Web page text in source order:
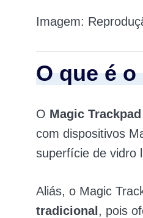
Imagem:
O que é
O Magic Trackpad
com dispositivos
superfície de vidro
Aliás, o Magic
tradicional , pois